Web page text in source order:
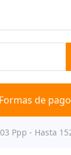
Formas de pago
Ppp - Hasta